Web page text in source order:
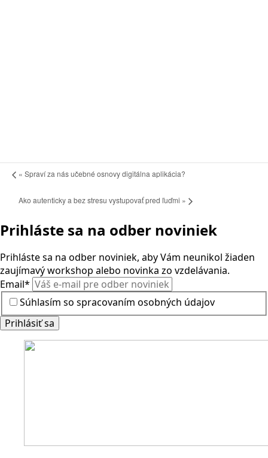
« Spraví za nás učebné osnovy digitálna aplikácia?
Ako autenticky a bez stresu vystupovať pred ľuďmi »
Prihláste sa na odber noviniek
Prihláste sa na odber noviniek, aby Vám neunikol žiaden
zaujímavý workshop alebo novinka zo vzdelávania.
Email*
Súhlasím so spracovaním osobných údajov
Prihlásiť sa